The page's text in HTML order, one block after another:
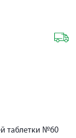
таблетки №60